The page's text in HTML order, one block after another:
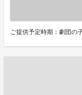
ご提供予定時期：劇団の